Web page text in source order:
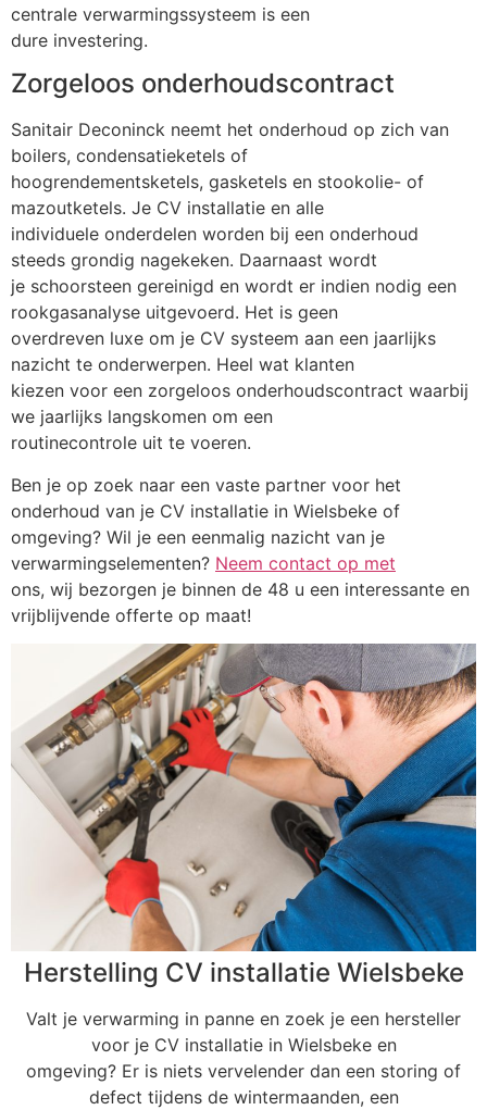
centrale verwarmingssysteem is een
dure investering.
Zorgeloos onderhoudscontract
Sanitair Deconinck neemt het onderhoud op zich van
boilers, condensatieketels of
hoogrendementsketels, gasketels en stookolie- of
mazoutketels. Je CV installatie en alle
individuele onderdelen worden bij een onderhoud
steeds grondig nagekeken. Daarnaast wordt
je schoorsteen gereinigd en wordt er indien nodig een
rookgasanalyse uitgevoerd. Het is geen
overdreven luxe om je CV systeem aan een jaarlijks
nazicht te onderwerpen. Heel wat klanten
kiezen voor een zorgeloos onderhoudscontract waarbij
we jaarlijks langskomen om een
routinecontrole uit te voeren.
Ben je op zoek naar een vaste partner voor het
onderhoud van je CV installatie in Wielsbeke of
omgeving? Wil je een eenmalig nazicht van je
verwarmingselementen? Neem contact op met
ons, wij bezorgen je binnen de 48 u een interessante en
vrijblijvende offerte op maat!
Herstelling CV installatie Wielsbeke
Valt je verwarming in panne en zoek je een hersteller
voor je CV installatie in Wielsbeke en
omgeving? Er is niets vervelender dan een storing of
defect tijdens de wintermaanden, een